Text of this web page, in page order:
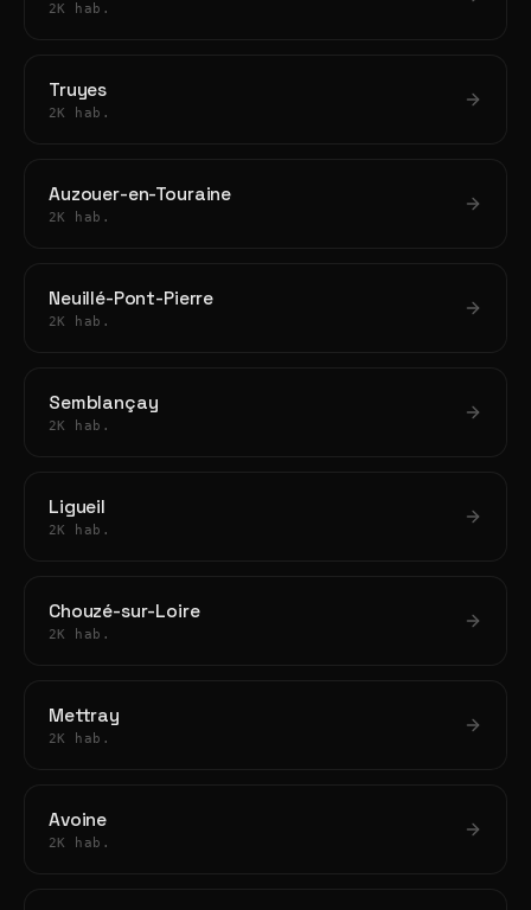
2K hab.
Truyes
2K hab.
Auzouer-en-Touraine
2K hab.
Neuillé-Pont-Pierre
2K hab.
Semblançay
2K hab.
Ligueil
2K hab.
Chouzé-sur-Loire
2K hab.
Mettray
2K hab.
Avoine
2K hab.